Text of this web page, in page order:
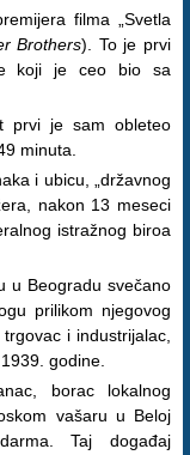
filma „Svetla
Brothers). To je prvi
koji je ceo bio sa
prvi je sam obleteo
minuta.
i ubicu, „državnog
nakon 13 meseci
istražnog biroa
u Beogradu svečano
prilikom njegovog
i industrijalac,
godine.
borac lokalnog
vašaru u Beloj
Taj događaj